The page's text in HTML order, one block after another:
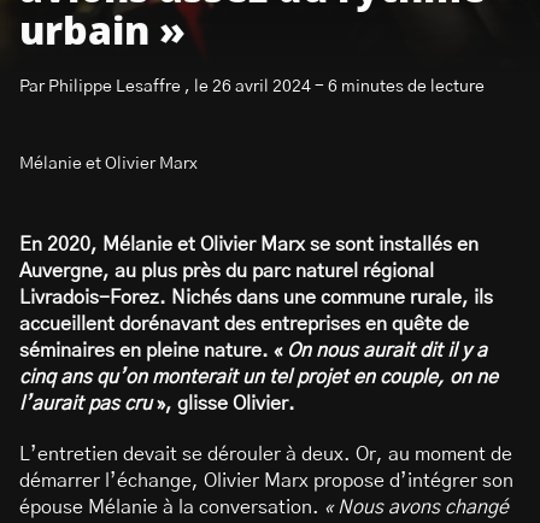
urbain »
Par Philippe Lesaffre , le 26 avril 2024 - 6 minutes de lecture
Mélanie et Olivier Marx
En 2020, Mélanie et Olivier Marx se sont installés en
Auvergne, au plus près du parc naturel régional
Livradois-Forez. Nichés dans une commune rurale, ils
accueillent dorénavant des entreprises en quête de
séminaires en pleine nature. « On nous aurait dit il y a
cinq ans qu’on monterait un tel projet en couple, on ne
l’aurait pas cru», glisse Olivier.
L’entretien devait se dérouler à deux. Or, au moment de
démarrer l’échange, Olivier Marx propose d’intégrer son
épouse Mélanie à la conversation. « Nous avons changé
S’abonner à la newsletter